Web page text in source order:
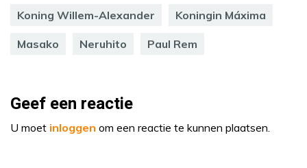
Koning Willem-Alexander Koningin Máxima
Masako Neruhito Paul Rem
Geef een reactie
U moet inloggen om een reactie te kunnen plaatsen.